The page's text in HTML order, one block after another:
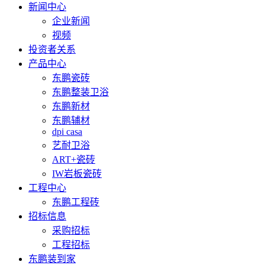
新闻中心
企业新闻
视频
投资者关系
产品中心
东鹏瓷砖
东鹏整装卫浴
东鹏新材
东鹏辅材
dpi casa
艺耐卫浴
ART+瓷砖
IW岩板瓷砖
工程中心
东鹏工程砖
招标信息
采购招标
工程招标
东鹏装到家